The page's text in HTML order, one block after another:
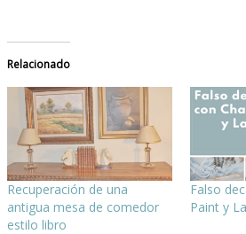
Relacionado
Recuperación de una
antigua mesa de comedor
estilo libro
Falso
Paint y